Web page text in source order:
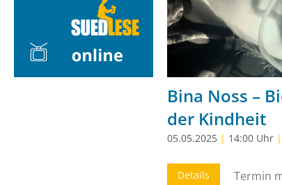
Bina Noss –
der Kindheit
05.05.2025 | 14:00 Uhr |
Details Termin